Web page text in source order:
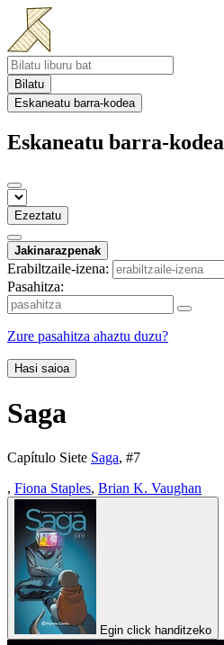
Bilatu
Eskaneatu barra-kodea
Eskaneatu barra-kodea
Ezeztatu
Jakinarazpenak
Erabiltzaile-izena:
Pasahitza:
Zure pasahitza ahaztu duzu?
Hasi saioa
Saga
Capítulo Siete Saga, #7
, Fiona Staples, Brian K. Vaughan
Egin click handitzeko